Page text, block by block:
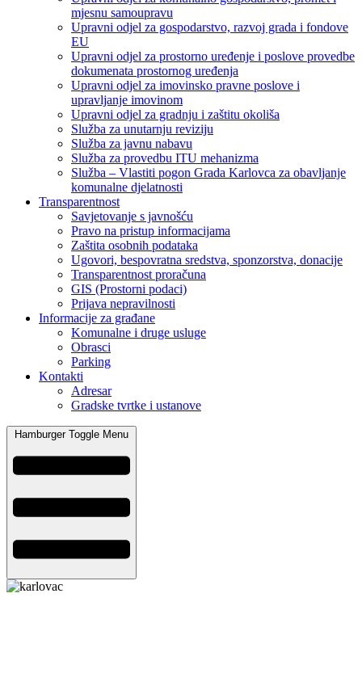
mjesnu samoupravu
Upravni odjel za gospodarstvo, razvoj grada i fondove
EU
Upravni odjel za prostorno uređenje i poslove provedbe
dokumenata prostornog uređenja
Upravni odjel za imovinsko pravne poslove i
upravljanje imovinom
Upravni odjel za gradnju i zaštitu okoliša
Služba za unutarnju reviziju
Služba za javnu nabavu
Služba za provedbu ITU mehanizma
Služba – Vlastiti pogon Grada Karlovca za obavljanje
komunalne djelatnosti
Transparentnost
Savjetovanje s javnošću
Pravo na pristup informacijama
Zaštita osobnih podataka
Ugovori, bespovratna sredstva, sponzorstva, donacije
Transparentnost proračuna
GIS (Prostorni podaci)
Prijava nepravilnosti
Informacije za građane
Komunalne i druge usluge
Obrasci
Parking
Kontakti
Adresar
Gradske tvrtke i ustanove
Hamburger Toggle Menu